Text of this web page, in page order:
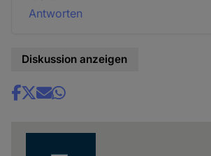
Antworten
Diskussion anzeigen
Share